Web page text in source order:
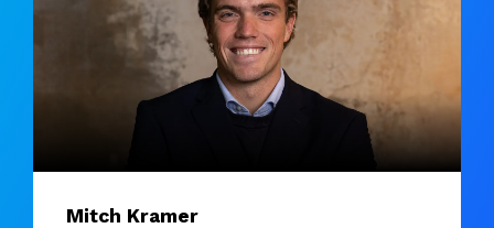
Mitch Kramer